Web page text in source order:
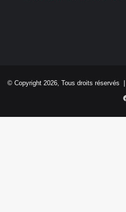
© Copyright 2026, Tous droits réservés |